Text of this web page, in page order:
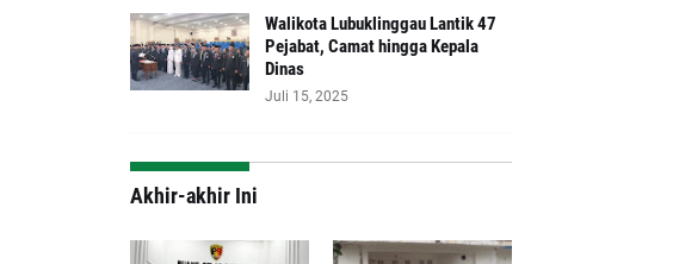
Walikota Lubuklinggau Lantik 47
Pejabat, Camat hingga Kepala
Dinas
Juli 15, 2025
Akhir-akhir Ini